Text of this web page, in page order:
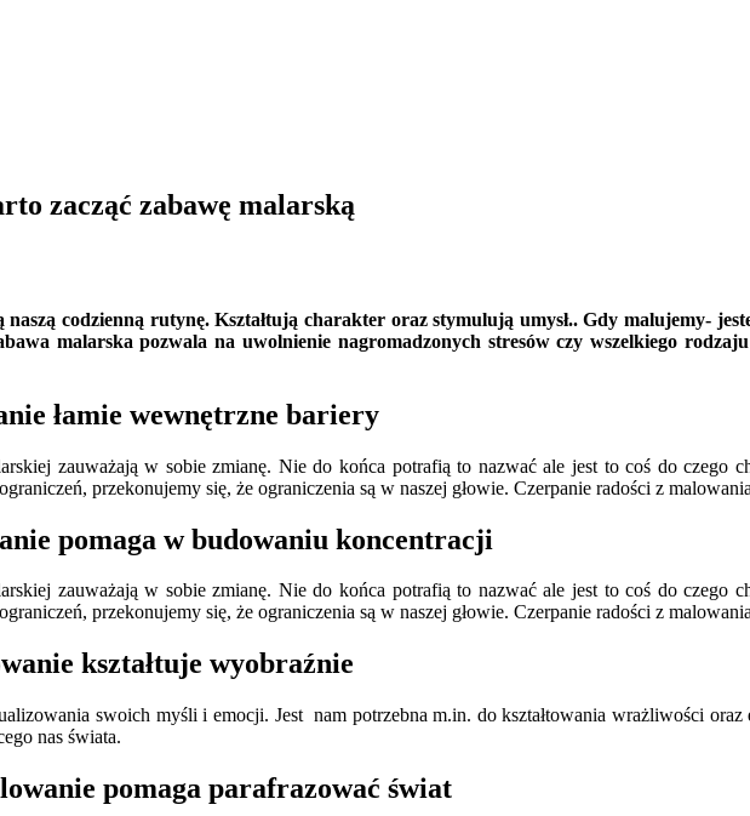
zacząć zabawę malarską
naszą codzienną rutynę. Kształtują charakter oraz stymulują umysł.. Gdy malujemy-
malarska pozwala na uwolnienie nagromadzonych stresów czy wszelkiego
łamie wewnętrzne bariery
zauważają w sobie zmianę. Nie do końca potrafią to nazwać ale jest to coś do czego
przekonujemy się, że ograniczenia są w naszej głowie. Czerpanie radości z
pomaga w budowaniu koncentracji
zauważają w sobie zmianę. Nie do końca potrafią to nazwać ale jest to coś do czego
przekonujemy się, że ograniczenia są w naszej głowie. Czerpanie radości z
kształtuje wyobraźnie
swoich myśli i emocji. Jest nam potrzebna m.in. do kształtowania wrażliwości
nas świata.
pomaga parafrazować świat